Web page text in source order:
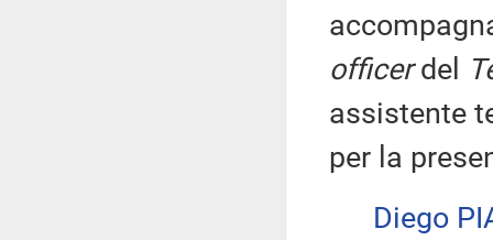
officerdel
assistente
per la
Diego